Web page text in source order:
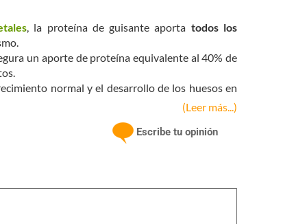
, la proteína de guisante aporta todos los
un aporte de proteína equivalente al 40% de
normal y el desarrollo de los huesos en
normal de los huesos y también al crecimiento y
(Leer más...)
Escribe tu opinión